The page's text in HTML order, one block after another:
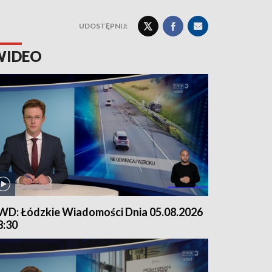
UDOSTĘPNIJ:
Łódzkie Wiadomości Dnia 05.08.2026